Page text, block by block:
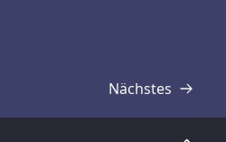
Nächstes
Transkript